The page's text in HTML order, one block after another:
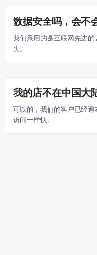
数据安全吗，会不
我们采用的是互联网先进
失。
我的店不在中国大
可以的，我们的客户已经
访问一样快。